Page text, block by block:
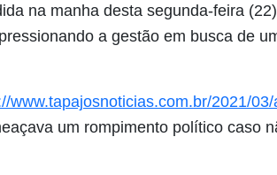
na manha desta segunda-feira
a gestão em busca de
www.tapajosnoticias.com.br/2021/
um rompimento político caso